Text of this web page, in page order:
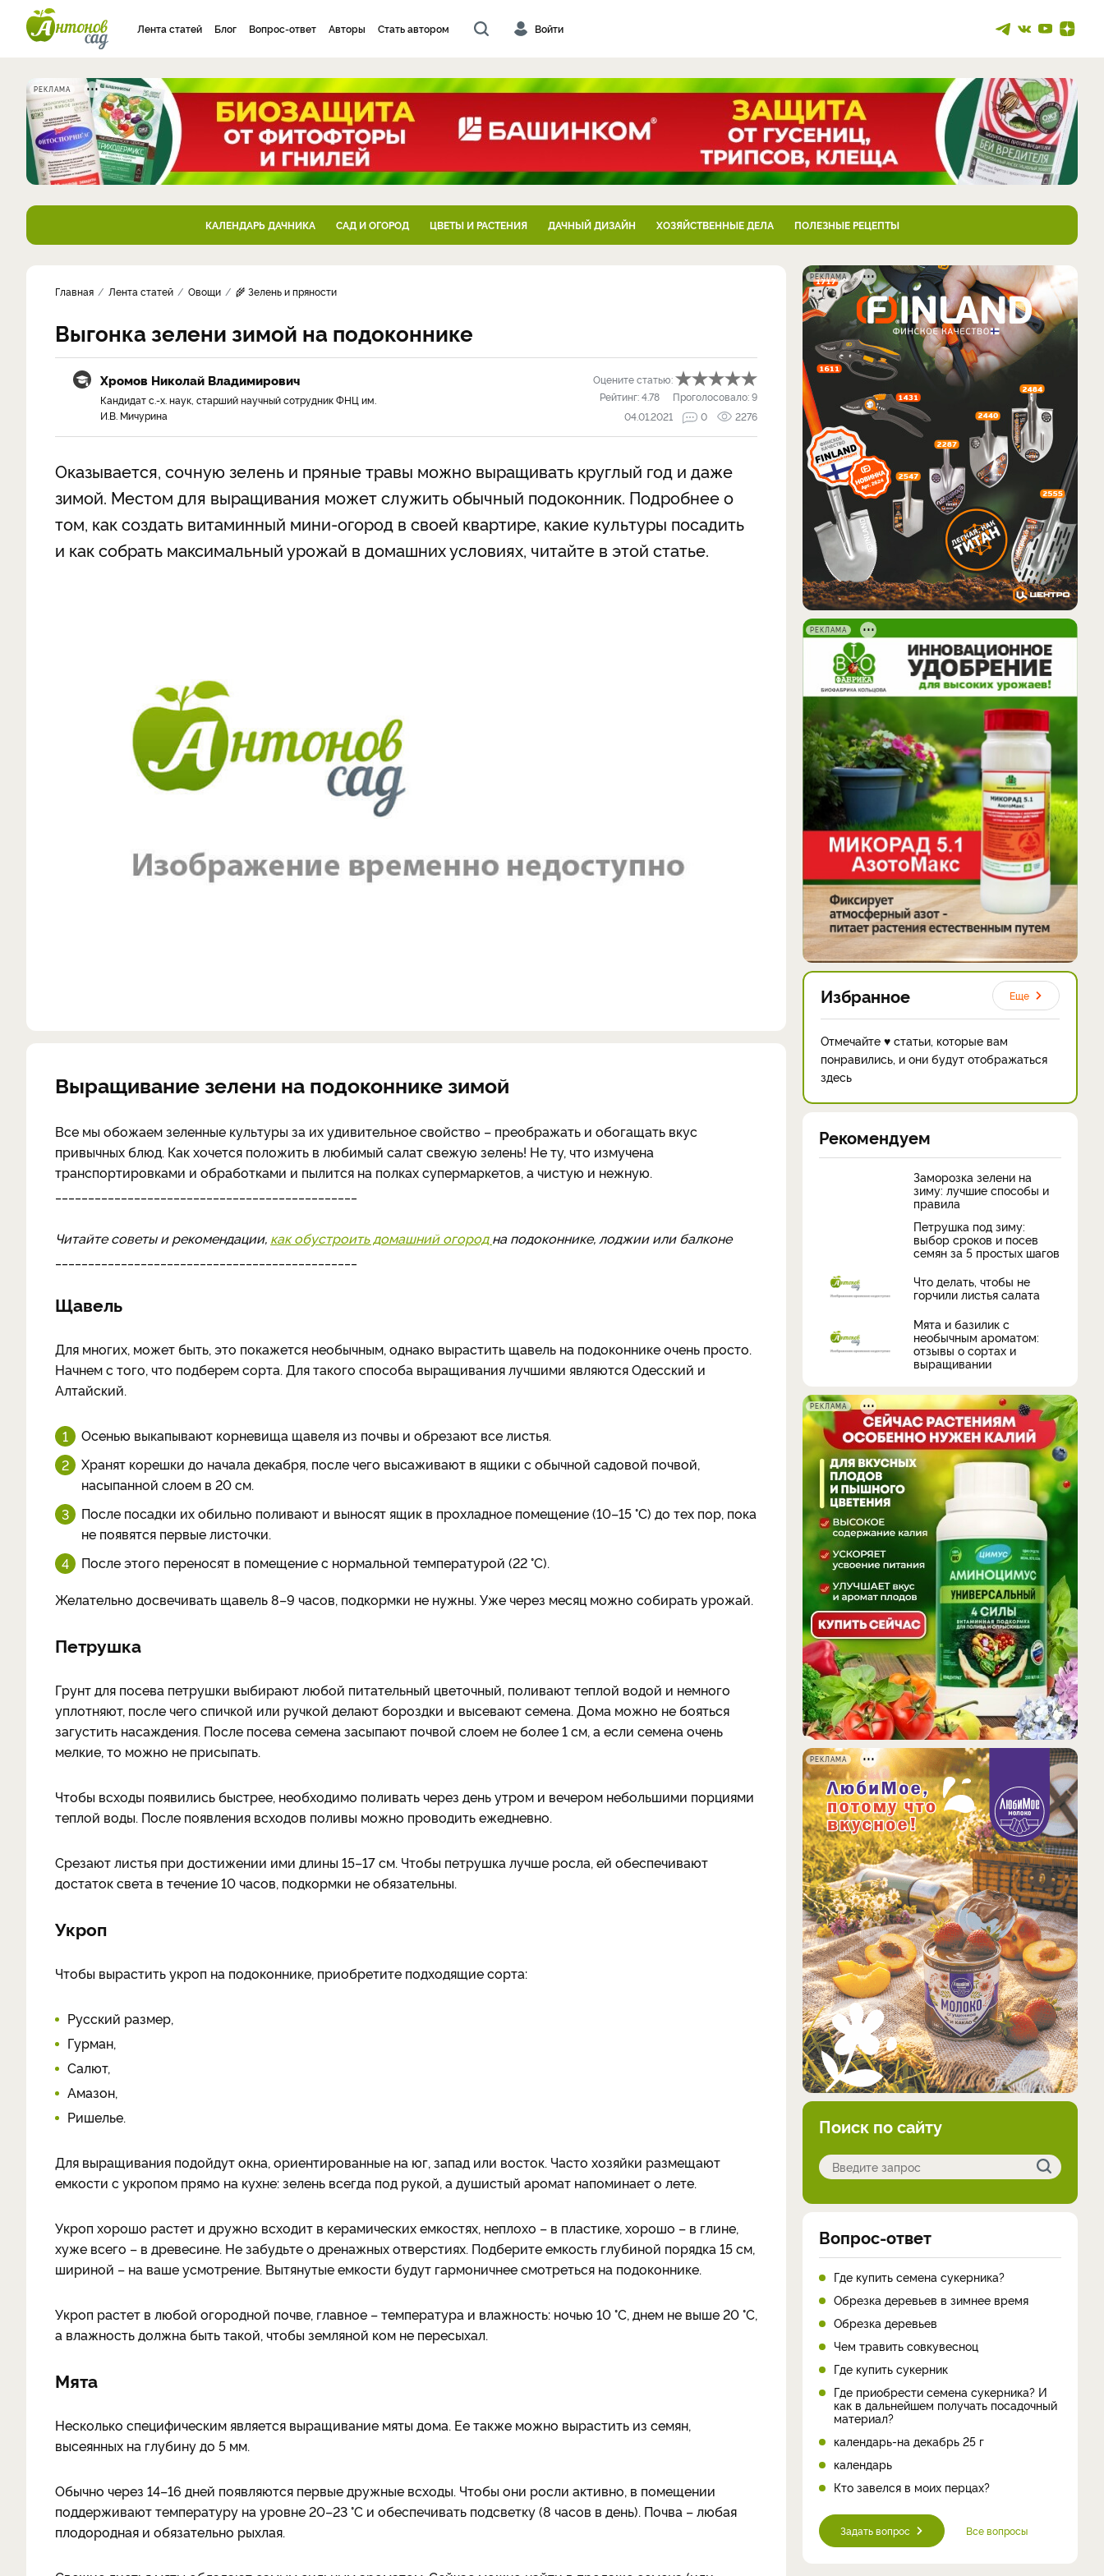
Лента статей Блог Вопрос-ответ Авторы Стать автором Войти
РЕКЛАМА
КАЛЕНДАРЬ ДАЧНИКА САД И ОГОРОД ЦВЕТЫ И РАСТЕНИЯ ДАЧНЫЙ ДИЗАЙН ХОЗЯЙСТВЕННЫЕ ДЕЛА ПОЛЕЗНЫЕ РЕЦЕПТЫ
Главная Лента статей Овощи 🌾 Зелень и пряности
Выгонка зелени зимой на подоконнике
Хромов Николай Владимирович
Кандидат с.-х. наук, старший научный сотрудник ФНЦ им.
И.В. Мичурина
Оцените статью:
Рейтинг:4.78 Проголосовало:9
04.01.2021
0 2276
Оказывается, сочную зелень и пряные травы можно выращивать круглый год и даже
зимой. Местом для выращивания может служить обычный подоконник. Подробнее о
том, как создать витаминный мини-огород в своей квартире, какие культуры посадить
и как собрать максимальный урожай в домашних условиях, читайте в этой статье.
Выращивание зелени на подоконнике зимой
Все мы обожаем зеленные культуры за их удивительное свойство – преображать и обогащать вкус
привычных блюд. Как хочется положить в любимый салат свежую зелень! Не ту, что измучена
транспортировками и обработками и пылится на полках супермаркетов, а чистую и нежную.
Читайте советы и рекомендации, как обустроить домашний огородна подоконнике, лоджии или балконе
Щавель
Для многих, может быть, это покажется необычным, однако вырастить щавель на подоконнике очень просто.
Начнем с того, что подберем сорта. Для такого способа выращивания лучшими являются Одесский и
Алтайский.
Осенью выкапывают корневища щавеля из почвы и обрезают все листья.
Хранят корешки до начала декабря, после чего высаживают в ящики с обычной садовой почвой,
насыпанной слоем в 20 см.
После посадки их обильно поливают и выносят ящик в прохладное помещение (10–15 °С) до тех пор, пока
не появятся первые листочки.
После этого переносят в помещение с нормальной температурой (22 °С).
Желательно досвечивать щавель 8–9 часов, подкормки не нужны. Уже через месяц можно собирать урожай.
Петрушка
Грунт для посева петрушки выбирают любой питательный цветочный, поливают теплой водой и немного
уплотняют, после чего спичкой или ручкой делают бороздки и высевают семена. Дома можно не бояться
загустить насаждения. После посева семена засыпают почвой слоем не более 1 см, а если семена очень
мелкие, то можно не присыпать.
Чтобы всходы появились быстрее, необходимо поливать через день утром и вечером небольшими порциями
теплой воды. После появления всходов поливы можно проводить ежедневно.
Срезают листья при достижении ими длины 15–17 см. Чтобы петрушка лучше росла, ей обеспечивают
достаток света в течение 10 часов, подкормки не обязательны.
Укроп
Чтобы вырастить укроп на подоконнике, приобретите подходящие сорта:
Русский размер,
Гурман,
Салют,
Амазон,
Ришелье.
Для выращивания подойдут окна, ориентированные на юг, запад или восток. Часто хозяйки размещают
емкости с укропом прямо на кухне: зелень всегда под рукой, а душистый аромат напоминает о лете.
Укроп хорошо растет и дружно всходит в керамических емкостях, неплохо – в пластике, хорошо – в глине,
хуже всего – в древесине. Не забудьте о дренажных отверстиях. Подберите емкость глубиной порядка 15 см,
шириной – на ваше усмотрение. Вытянутые емкости будут гармоничнее смотреться на подоконнике.
Укроп растет в любой огородной почве, главное – температура и влажность: ночью 10 °С, днем не выше 20 °С,
а влажность должна быть такой, чтобы земляной ком не пересыхал.
Мята
Несколько специфическим является выращивание мяты дома. Ее также можно вырастить из семян,
высеянных на глубину до 5 мм.
Обычно через 14–16 дней появляются первые дружные всходы. Чтобы они росли активно, в помещении
поддерживают температуру на уровне 20–23 °С и обеспечивать подсветку (8 часов в день). Почва – любая
плодородная и обязательно рыхлая.
РЕКЛАМА
РЕКЛАМА
Избранное Еще
Отмечайте ♥ статьи, которые вам
понравились, и они будут отображаться
здесь
Рекомендуем
Заморозка зелени на
зиму: лучшие способы и
правила
Петрушка под зиму:
выбор сроков и посев
семян за 5 простых шагов
Что делать, чтобы не
горчили листья салата
Мята и базилик с
необычным ароматом:
отзывы о сортах и
выращивании
РЕКЛАМА
РЕКЛАМА
Поиск по сайту
Вопрос-ответ
Где купить семена сукерника?
Обрезка деревьев в зимнее время
Обрезка деревьев
Чем травить совкувесноц
Где купить сукерник
Где приобрести семена сукерника? И
как в дальнейшем получать посадочный
материал?
календарь-на декабрь 25 г
календарь
Кто завелся в моих перцах?
Задать вопрос Все вопросы